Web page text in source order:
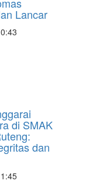
Lancar
di SMAK
dan